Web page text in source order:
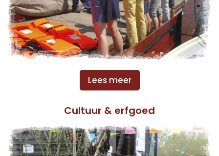
Lees meer
Cultuur & erfgoed